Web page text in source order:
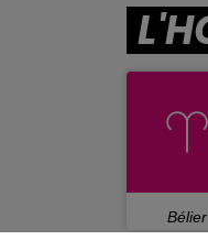
Bélier